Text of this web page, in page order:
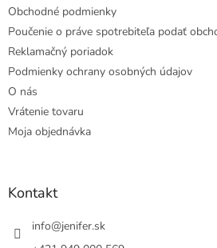
Obchodné podmienky
Poučenie o práve spotrebiteľa podať
Reklamačný poriadok
Podmienky ochrany osobných údajov
O nás
Vrátenie tovaru
Moja objednávka
Kontakt
info@jenifer.sk